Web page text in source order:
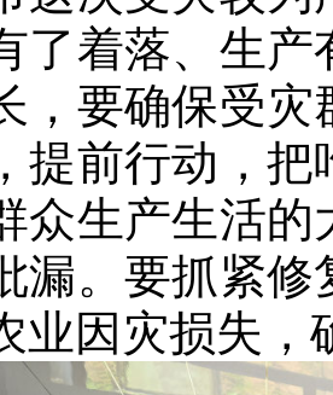
了着落、生
，要确保受
提前行动，
众生产生活
漏。要抓紧
业因灾损失，